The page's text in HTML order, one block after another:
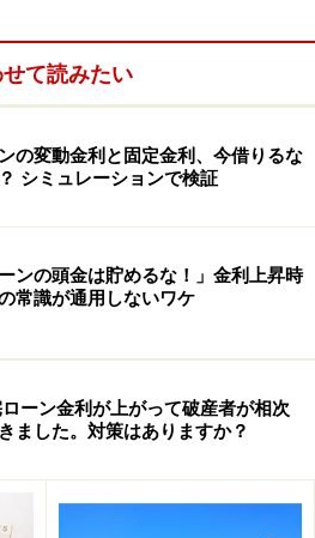
んな費用が含まれてい
ーン金利表示（一例）」の中で
実際に支払う金利以外にAPRに
いるケースが多いです。（州に
て読みたい
の変動金利と固定金利、今借りるな
シミュレーションで検証
ーンの頭金は貯めるな！」金利上昇時
常識が通用しないワケ
ーン金利が上がって破産者が相次
ました。対策はありますか？